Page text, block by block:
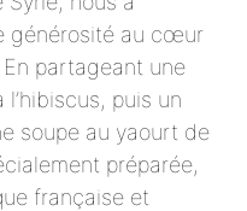
générosité au cœur
partageant une
puis un
soupe au yaourt de
préparée,
française et